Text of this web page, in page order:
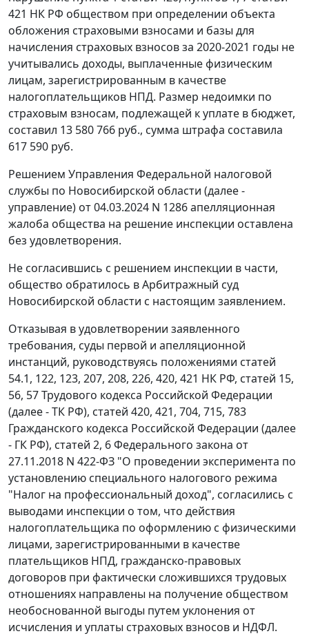
421 НК РФ обществом при определении объекта
обложения страховыми взносами и базы для
начисления страховых взносов за 2020-2021 годы не
учитывались доходы, выплаченные физическим
лицам, зарегистрированным в качестве
налогоплательщиков НПД. Размер недоимки по
страховым взносам, подлежащей к уплате в бюджет,
составил 13 580 766 руб., сумма штрафа составила
617 590 руб.
Решением Управления Федеральной налоговой
службы по Новосибирской области (далее -
управление) от 04.03.2024 N 1286 апелляционная
жалоба общества на решение инспекции оставлена
без удовлетворения.
Не согласившись с решением инспекции в части,
общество обратилось в Арбитражный суд
Новосибирской области с настоящим заявлением.
Отказывая в удовлетворении заявленного
требования, суды первой и апелляционной
инстанций, руководствуясь положениями статей
54.1, 122, 123, 207, 208, 226, 420, 421 НК РФ, статей 15,
56, 57 Трудового кодекса Российской Федерации
(далее - ТК РФ), статей 420, 421, 704, 715, 783
Гражданского кодекса Российской Федерации (далее
- ГК РФ), статей 2, 6 Федерального закона от
27.11.2018 N 422-ФЗ "О проведении эксперимента по
установлению специального налогового режима
"Налог на профессиональный доход", согласились с
выводами инспекции о том, что действия
налогоплательщика по оформлению с физическими
лицами, зарегистрированными в качестве
плательщиков НПД, гражданско-правовых
договоров при фактически сложившихся трудовых
отношениях направлены на получение обществом
необоснованной выгоды путем уклонения от
исчисления и уплаты страховых взносов и НДФЛ.